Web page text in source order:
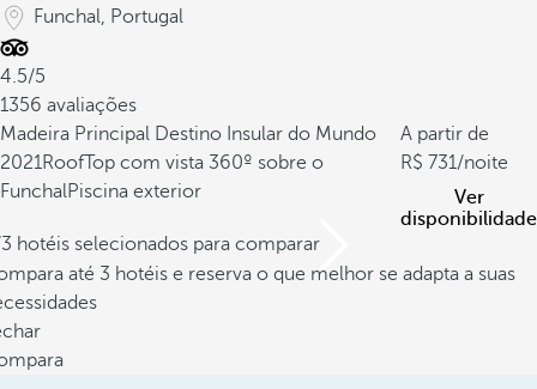
Funchal, Portugal
4.5/5
1356 avaliações
Madeira Principal Destino Insular do Mundo
2021RoofTop com vista 360º sobre o
FunchalPiscina exterior
A partir de
731/noite
Ver
disponibilidade
hotéis selecionados para comparar
até 3 hotéis e reserva o que melhor se adapta a suas